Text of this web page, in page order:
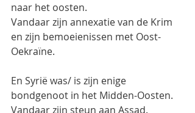
naar het oosten.
Vandaar zijn annexatie van de Krim
en zijn bemoeienissen met Oost-
Oekraïne.
En Syrië was/ is zijn enige
bondgenoot in het Midden-Oosten.
Vandaar zijn steun aan Assad.